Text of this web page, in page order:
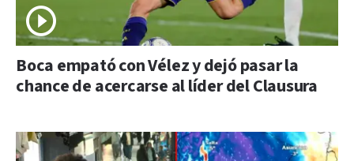
Boca empató con Vélez y dejó pasar la
chance de acercarse al líder del Clausura